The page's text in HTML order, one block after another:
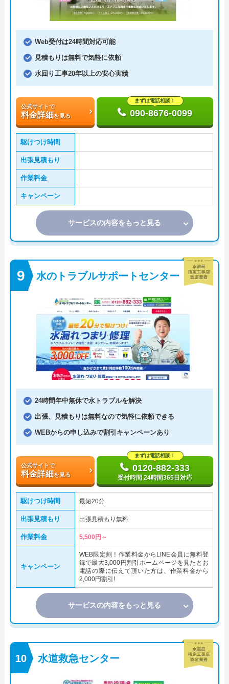
Web受付は24時間対応可能
見積もりは無料で気軽に依頼
水回り工事20年以上の安心実績
公式サイトで
料金詳細を見る
まずは電話相談！
090-8676-0099
駆けつけ時間
出張見積もり
作業料金
キャンペーン
サービスの内容をもっと見る
水のトラブルサポートセンター
24時間年中無休で水トラブルを解決
出張、見積もりは無料なので気軽に依頼できる
WEBからの申し込みで割引キャンペーンあり
公式サイトで
料金詳細を見る
まずは電話相談！
0120-882-333
受付時間 24時間365日対応
駆けつけ時間 最短20分
出張見積もり 出張見積もり無料
作業料金 5,500円～
キャンペーン
WEB限定割！作業料金からLINE会員に無料登
録で最大3,000円割引ホームページを見たとお
電話の際に伝えて頂いた方は、作業料金から
2,000円割引!
サービスの内容をもっと見る
水道救急センター